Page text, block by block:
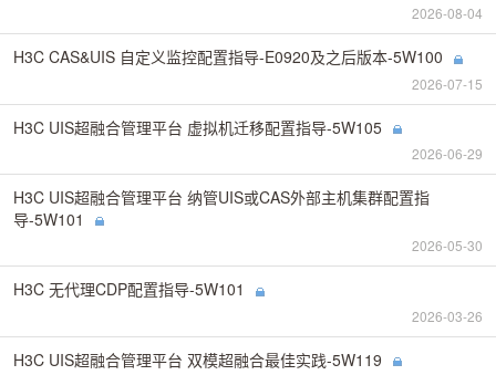
2026-08-04
H3C CAS&UIS 自定义监控配置指导-E0920及之后版本-5W100
2026-07-15
H3C UIS超融合管理平台 虚拟机迁移配置指导-5W105
2026-06-29
H3C UIS超融合管理平台 纳管UIS或CAS外部主机集群配置指
导-5W101
2026-05-30
H3C 无代理CDP配置指导-5W101
2026-03-26
H3C UIS超融合管理平台 双模超融合最佳实践-5W119